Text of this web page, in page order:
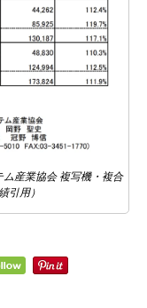
産業協会 複写機・複合
引用）